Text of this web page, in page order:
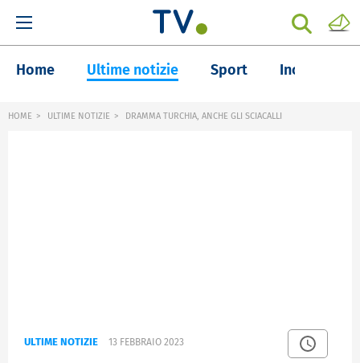
Home Ultime notizie Sport Inchieste
HOME ULTIME NOTIZIE DRAMMA TURCHIA, ANCHE GLI SCIACALLI
ULTIME NOTIZIE 13 FEBBRAIO 2023